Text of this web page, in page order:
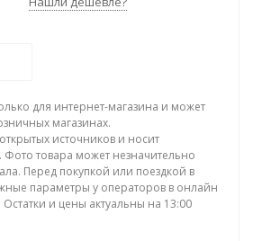
для интернет-магазина и может
магазинах.
источников и носит
Фото товара может незначительно
Перед покупкой или поездкой в
параметры у операторов в онлайн
и цены актуальны на 13:00